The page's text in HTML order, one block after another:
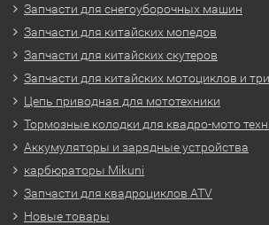
Запчасти для снегоуборочных машин
Запчасти для китайских мопедов
Запчасти для китайских скутеров
Запчасти для китайских мотоциклов и
Цепь приводная для мототехники
Тормозные колодки для квадро-мото
Аккумуляторы и зарядные устройства
карбюраторы Mikuni
Запчасти для квадроциклов ATV
Новые товары